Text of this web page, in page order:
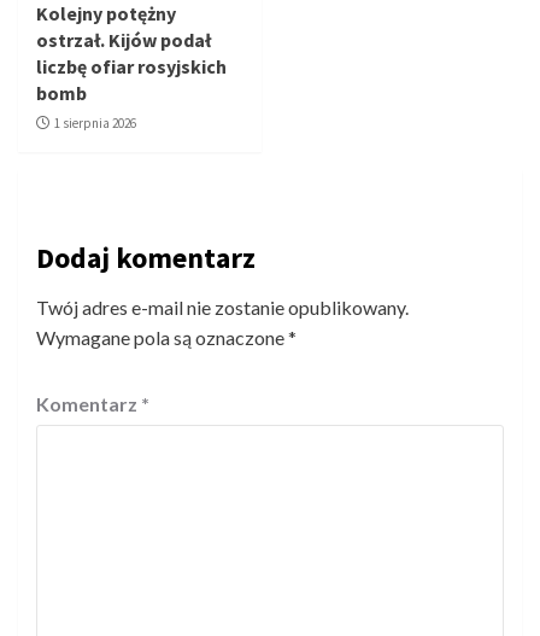
Kolejny potężny
ostrzał. Kijów podał
liczbę ofiar rosyjskich
bomb
1 sierpnia 2026
Dodaj komentarz
Twój adres e-mail nie zostanie opublikowany.
Wymagane pola są oznaczone*
Komentarz *